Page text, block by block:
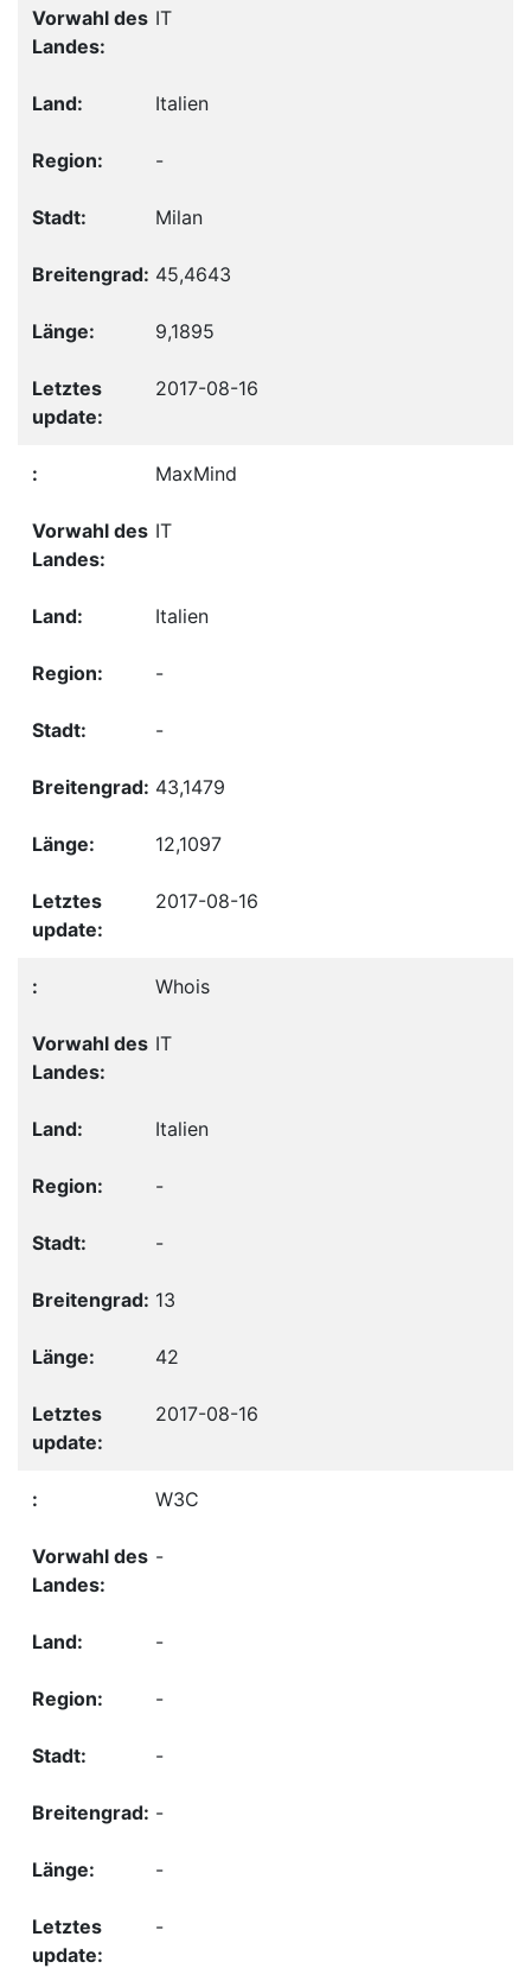
IT
Italien
-
Milan
45,4643
9,1895
2017-08-16
MaxMind
IT
Italien
-
-
43,1479
12,1097
2017-08-16
Whois
IT
Italien
-
-
13
42
2017-08-16
W3C
-
-
-
-
-
-
-